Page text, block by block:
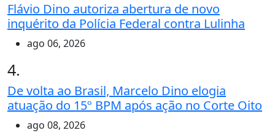
Flávio Dino autoriza abertura de novo
inquérito da Polícia Federal contra Lulinha
ago 06, 2026
4.
De volta ao Brasil, Marcelo Dino elogia
atuação do 15º BPM após ação no Corte Oito
ago 08, 2026